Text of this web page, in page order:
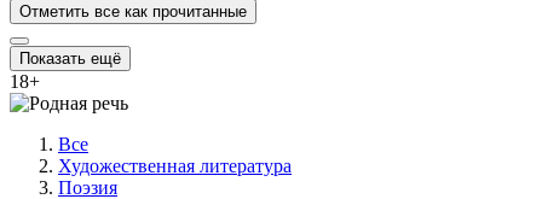
Отметить все как прочитанные
Показать ещё
18+
Все
Художественная литература
Поэзия